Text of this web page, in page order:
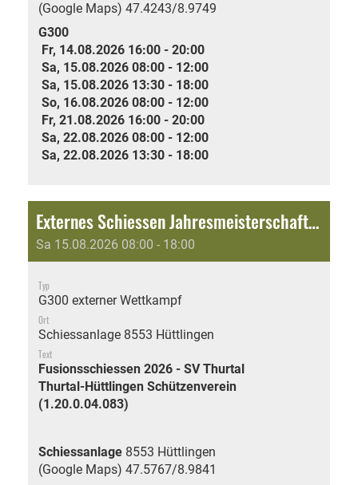
(Google Maps) 47.4243/8.9749
G300
Fr, 14.08.2026 16:00 - 20:00
Sa, 15.08.2026 08:00 - 12:00
Sa, 15.08.2026 13:30 - 18:00
So, 16.08.2026 08:00 - 12:00
Fr, 21.08.2026 16:00 - 20:00
Sa, 22.08.2026 08:00 - 12:00
Sa, 22.08.2026 13:30 - 18:00
Externes Schiessen Jahresmeisterschaft: Fusionsschiessen 2026 - SV Thurtal
Sa 15.08.2026 08:00 - 18:00
Typ
G300 externer Wettkampf
Ort
Schiessanlage 8553 Hüttlingen
Text
Fusionsschiessen 2026 - SV Thurtal
Thurtal-Hüttlingen Schützenverein
(1.20.0.04.083)
Schiessanlage 8553 Hüttlingen
(Google Maps) 47.5767/8.9841